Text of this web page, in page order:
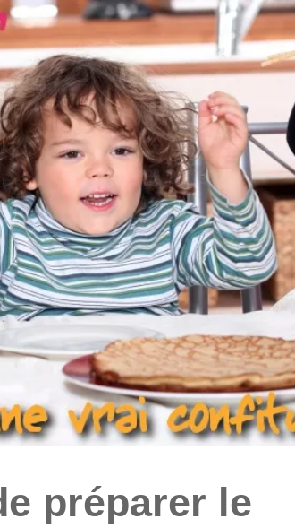
préparer le